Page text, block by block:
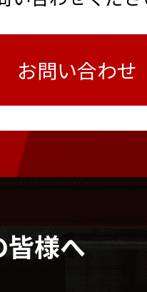
お問い合わせ
様へ